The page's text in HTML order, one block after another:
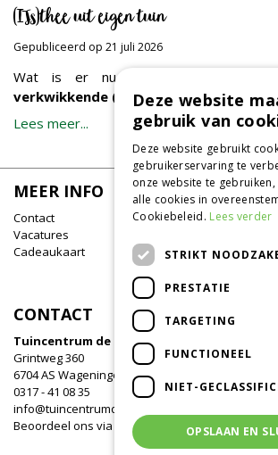
(IJs)thee uit eigen tuin
Gepubliceerd op 21 juli 2026
Wat is er nu lekkerder dan een
verkwikkende (ijs)thee, op een mooie,
Lees meer...
MEER INFO
Contact
Vacatures
Cadeaukaart
CONTACT
Tuincentrum de Oude Tol
Grintweg 360
6704 AS Wageningen
0317 - 41 08 35
info@tuincentrumdeoudetol.nl
Beoordeel ons via
Google
Deze website
gebruik van
Deze website gebruikt
gebruikerservaring te
onze website te
alle cookies in
Cookiebeleid. Lees verder
STRIKT
PRESTATIE
TARGETING
FUNCTIONEEL
NIET-
OPSLAAN EN